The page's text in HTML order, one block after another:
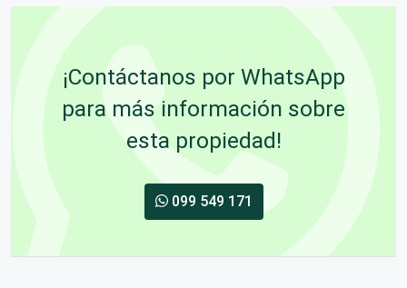
¡Contáctanos por WhatsApp
para más información sobre
esta propiedad!
099 549 171